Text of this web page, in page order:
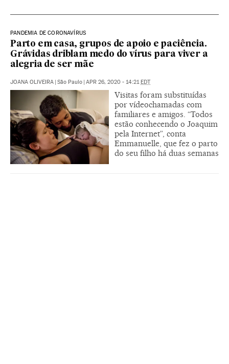
PANDEMIA DE CORONAVÍRUS
Parto em casa, grupos de apoio e paciência.
Grávidas driblam medo do vírus para viver a
alegria de ser mãe
JOANA OLIVEIRA São Paulo APR 26, 2020 - 14:21 EDT
Visitas foram substituídas
por vídeochamadas com
familiares e amigos. “Todos
estão conhecendo o Joaquim
pela Internet”, conta
Emmanuelle, que fez o parto
do seu filho há duas semanas